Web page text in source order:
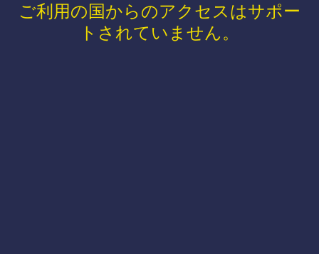
ご利用の国からのアクセスはサポー
トされていません。